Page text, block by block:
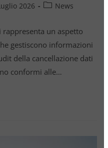
2026 News
rappresenta un aspetto
gestiscono informazioni
della cancellazione dati
conformi alle…